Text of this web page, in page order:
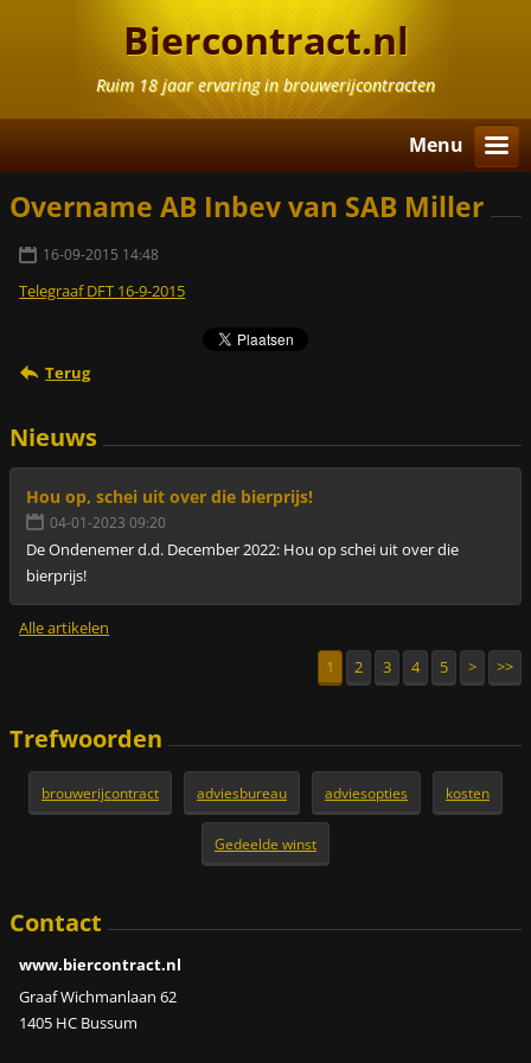
Biercontract.nl
Ruim 18 jaar ervaring in brouwerijcontracten
Menu
Overname AB Inbev van SAB Miller
16-09-2015 14:48
Telegraaf DFT 16-9-2015
Terug
Nieuws
Hou op, schei uit over die bierprijs!
04-01-2023 09:20
De Ondenemer d.d. December 2022: Hou op schei uit over die
bierprijs!
Alle artikelen
1
2 3 4 5 > >>
Trefwoorden
brouwerijcontract adviesbureau adviesopties kosten
Gedeelde winst
Contact
www.biercontract.nl
Graaf Wichmanlaan 62
1405 HC Bussum